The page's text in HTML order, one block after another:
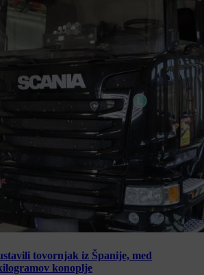
tovornjak iz Španije, med
konoplje